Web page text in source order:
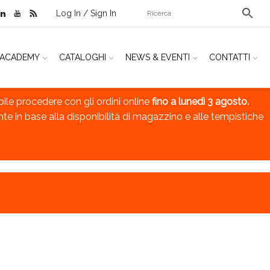
Log In / Sign In
ACADEMY CATALOGHI NEWS & EVENTI CONTATTI
procedere con gli ordini online fino a lunedì 3 agosto.
in base alla disponibilità di magazzino e alle tempistiche